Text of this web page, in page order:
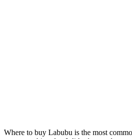
Where to buy Labubu is the most